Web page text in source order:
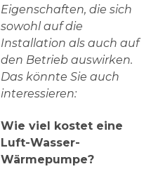
Eigenschaften, die sich
sowohl auf die
Installation als auch auf
den Betrieb auswirken.
Das könnte Sie auch
interessieren:
Wie viel kostet eine
Luft-Wasser-
Wärmepumpe?